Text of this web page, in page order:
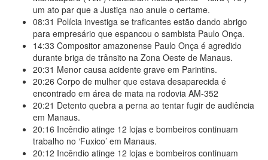
um ato par que a Justiça nao anule o certame.
08:31 Polícia investiga se traficantes estão dando abrigo
para empresário que espancou o sambista Paulo Onça.
14:33 Compositor amazonense Paulo Onça é agredido
durante briga de trânsito na Zona Oeste de Manaus.
20:31 Menor causa acidente grave em Parintins.
20:26 Corpo de mulher que estava desaparecida é
encontrado em área de mata na rodovia AM-352
20:21 Detento quebra a perna ao tentar fugir de audiência
em Manaus.
20:16 Incêndio atinge 12 lojas e bombeiros continuam
trabalho no ‘Fuxico’ em Manaus.
20:12 Incêndio atinge 12 lojas e bombeiros continuam